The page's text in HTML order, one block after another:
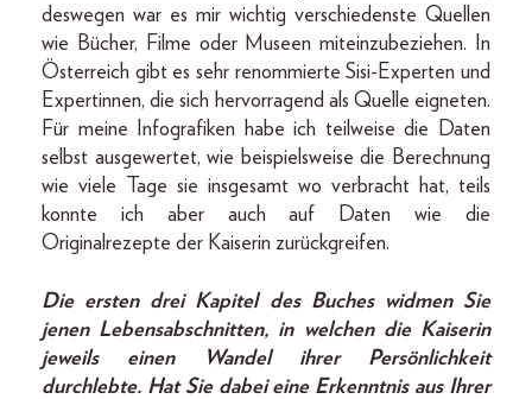
deswegen war es mir wichtig verschiedenste Quellen
wie Bücher, Filme oder Museen miteinzubeziehen. In
Österreich gibt es sehr renommierte Sisi-Experten und
Expertinnen, die sich hervorragend als Quelle eigneten.
Für meine Infografiken habe ich teilweise die Daten
selbst ausgewertet, wie beispielsweise die Berechnung
wie viele Tage sie insgesamt wo verbracht hat, teils
konnte ich aber auch auf Daten wie die
Originalrezepte der Kaiserin zurückgreifen.
Die ersten drei Kapitel des Buches widmen Sie
jenen Lebensabschnitten, in welchen die Kaiserin
jeweils einen Wandel ihrer Persönlichkeit
durchlebte. Hat Sie dabei eine Erkenntnis aus Ihrer